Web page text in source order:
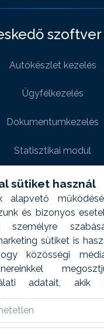
sütiket használ
alapvető
és bizonyos
személyre
sütiket is
közösségi
adatait, akik
adatokkal
hónap után
Autókészlet kezelés
Ügyfélkezelés
Dokumentumkezelés
Statisztikai modul
Weboldal modul
Fényképtár extra modul
Autómosó modul
Feladatütemezés